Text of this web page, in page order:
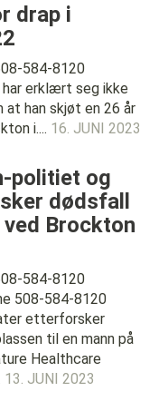
drap i
584-8120
har erklært seg ikke
at han skjøt en 26 år
i.... 16. JUNI 2023
politiet og
dødsfall
Brockton
584-8120
508-584-8120
etterforsker
til en mann på
Healthcare
13. JUNI 2023